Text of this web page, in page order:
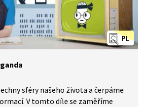
PL
sféry našeho života a čerpáme
V tomto díle se zaměříme